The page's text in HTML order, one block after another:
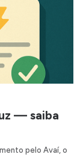
— saiba
pelo Avaí, o